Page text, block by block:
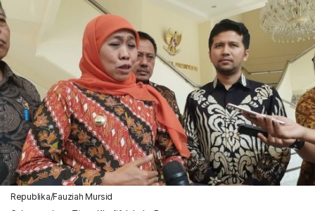
Republika/Fauziah Mursid